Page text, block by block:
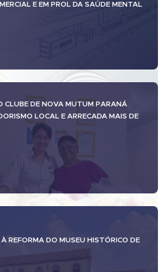
E EM PROL DA SAÚDE MENTAL
CLUBE DE NOVA MUTUM PARANÁ
LOCAL E ARRECADA MAIS DE
REFORMA DO MUSEU HISTÓRICO DE